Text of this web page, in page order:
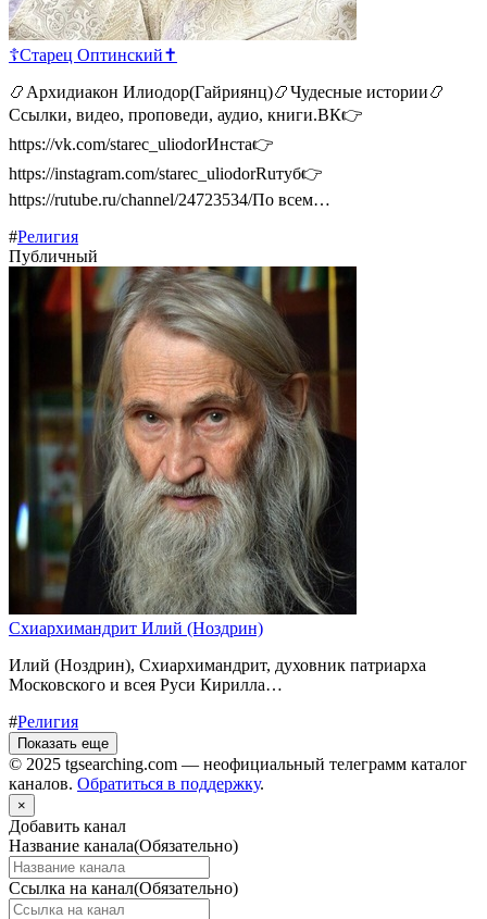
☦Старец Оптинский️️✝
📿Архидиакон Илиодор(Гайриянц)📿Чудесные истории📿
Ссылки, видео, проповеди, аудио, книги.ВК👉
https://vk.com/starec_uliodorИнста👉
https://instagram.com/starec_uliodorRuтуб👉
https://rutube.ru/channel/24723534/По всем…
#Религия
Публичный
Схиархимандрит Илий (Ноздрин)
Илий (Ноздрин), Cхиархимандрит, духовник патриарха
Московского и всея Руси Кирилла…
#Религия
Показать еще
© 2025 tgsearching.com — неофициальный телеграмм каталог
каналов. Обратиться в поддержку.
×
Добавить канал
Название канала(Обязательно)
Ссылка на канал(Обязательно)